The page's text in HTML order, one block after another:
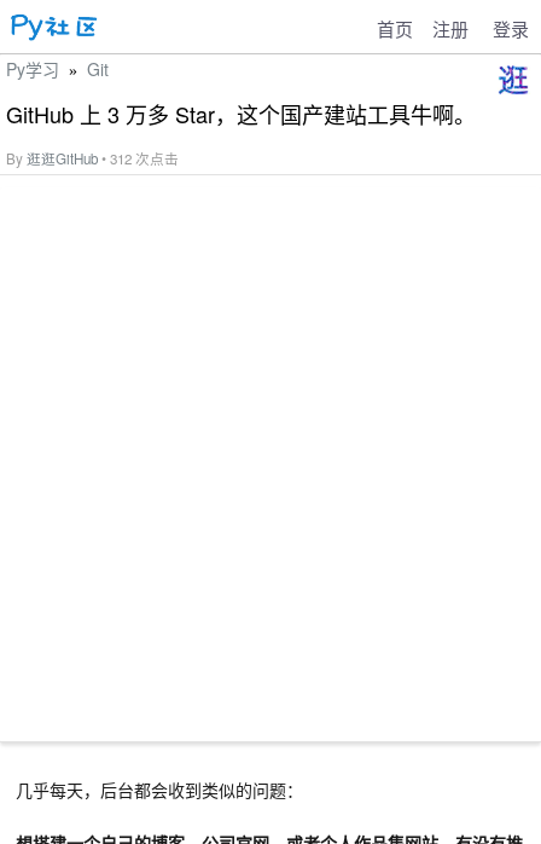
首页 注册 登录
Py学习 » Git
GitHub 上 3 万多 Star，这个国产建站工具牛啊。
By逛逛GitHub• 312 次点击
几乎每天， 后台都会收到类似的问题：